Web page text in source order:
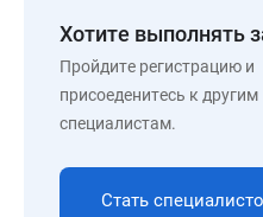
Хотите выполнять
Пройдите регистрацию и
присоеденитесь к другим
специалистам.
Стать